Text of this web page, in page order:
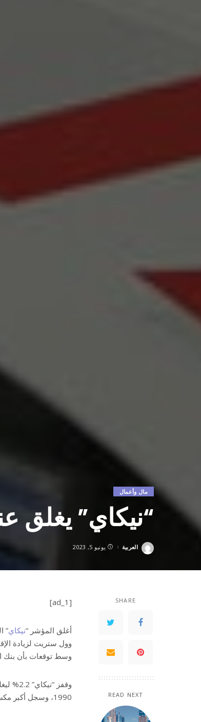
مال وأعمال
“نيكاي” يغلق
Posted
العربية يونيو 5, 2023
SHARE
READ NEXT
[ad_1]
أغلق المؤشر “نيكاي
وول ستريت لزيادة
وسط توقعات بأن بنك
1990، وسجل أكبر مكسب يومي منذ 18 يناير/كانون الثاني.